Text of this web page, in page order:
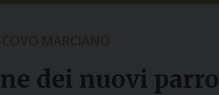
MARCIANÒ
dei nuovi